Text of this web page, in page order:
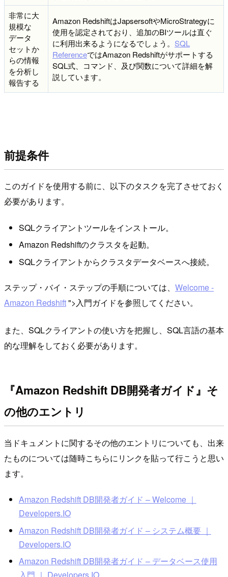
非常に大
規模な
データ
セットか
らの情報
を分析し
報告する
Amazon RedshiftはJapsersoftやMicroStrategyに
使用を認定されており、追加のBIツールは直ぐ
に利用出来るようになるでしょう。 SQL
ReferenceではAmazon Redshiftがサポートする
SQL式、コマンド、及び関数について詳細を解
説しています。
前提条件
このガイドを使用する前に、以下のタスクを完了させておく
必要があります。
SQLクライアントツールをインストール。
Amazon Redshiftのクラスタを起動。
SQLクライアントからクラスタデータベースへ接続。
ステップ・バイ・ステップの手順については、 Welcome -
Amazon Redshift">入門ガイドを参照してください。
また、SQLクライアントの使い方を把握し、SQL言語の基本
的な理解をしておく必要があります。
『Amazon Redshift DB開発者ガイド』そ
の他のエントリ
当ドキュメントに関するその他のエントリについても、出来
たものについては随時こちらにリンクを貼って行こうと思い
ます。
Amazon Redshift DB開発者ガイド – Welcome ｜
Developers.IO
Amazon Redshift DB開発者ガイド – システム概要 ｜
Developers.IO
Amazon Redshift DB開発者ガイド – データベース使用